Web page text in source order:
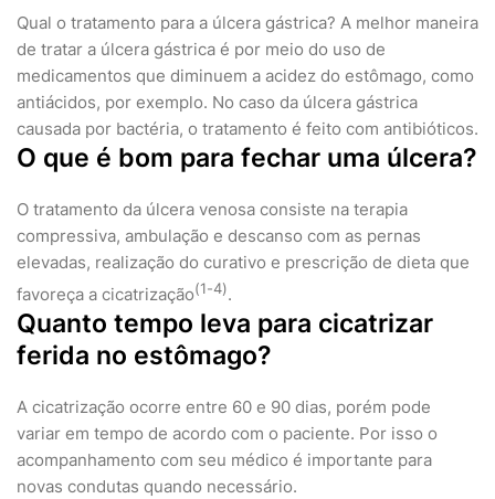
Qual o tratamento para a úlcera gástrica? A melhor maneira
de tratar a úlcera gástrica é por meio do uso de
medicamentos que diminuem a acidez do estômago, como
antiácidos, por exemplo. No caso da úlcera gástrica
causada por bactéria, o tratamento é feito com antibióticos.
O que é bom para fechar uma úlcera?
O tratamento da úlcera venosa consiste na terapia
compressiva, ambulação e descanso com as pernas
elevadas, realização do curativo e prescrição de dieta que
favoreça a cicatrização(1 -4).
Quanto tempo leva para cicatrizar
ferida no estômago?
A cicatrização ocorre entre 60 e 90 dias, porém pode
variar em tempo de acordo com o paciente. Por isso o
acompanhamento com seu médico é importante para
novas condutas quando necessário.